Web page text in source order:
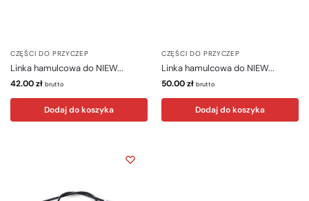
CZĘŚCI DO PRZYCZEP
Linka hamulcowa do NIEW...
42.00zł brutto
Dodaj do koszyka
CZĘŚCI DO PRZYCZEP
Linka hamulcowa do NIEW...
50.00zł brutto
Dodaj do koszyka